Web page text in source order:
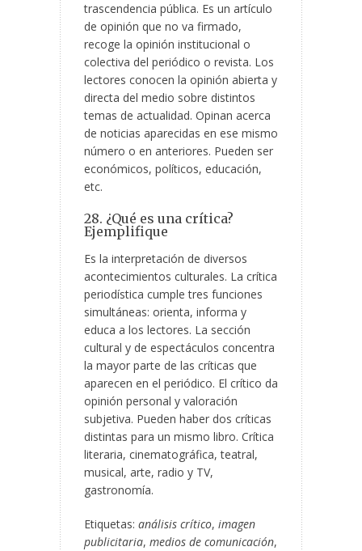
trascendencia pública. Es un artículo
de opinión que no va firmado,
recoge la opinión institucional o
colectiva del periódico o revista. Los
lectores conocen la opinión abierta y
directa del medio sobre distintos
temas de actualidad. Opinan acerca
de noticias aparecidas en ese mismo
número o en anteriores. Pueden ser
económicos, políticos, educación,
etc.
28. ¿Qué es una crítica?
Ejemplifique
Es la interpretación de diversos
acontecimientos culturales. La crítica
periodística cumple tres funciones
simultáneas: orienta, informa y
educa a los lectores. La sección
cultural y de espectáculos concentra
la mayor parte de las críticas que
aparecen en el periódico. El crítico da
opinión personal y valoración
subjetiva. Pueden haber dos críticas
distintas para un mismo libro. Crítica
literaria, cinematográfica, teatral,
musical, arte, radio y TV,
gastronomía.
Etiquetas: análisis crítico, imagen
publicitaria, medios de comunicación,